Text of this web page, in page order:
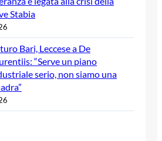
Stabia
Bari, Leccese a De
“Serve un piano
serio, non siamo una